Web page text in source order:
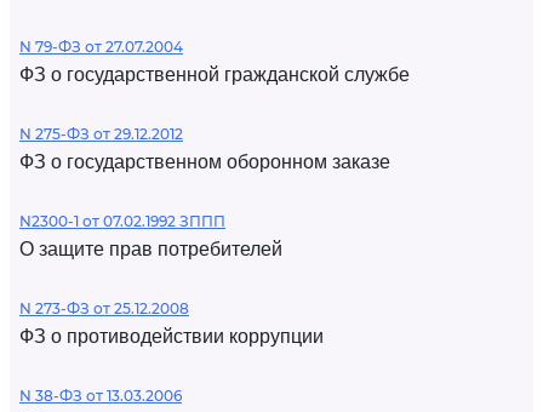
N 79-ФЗ от 27.07.2004
ФЗ о государственной гражданской службе
N 275-ФЗ от 29.12.2012
ФЗ о государственном оборонном заказе
N2300-1 от 07.02.1992 ЗППП
О защите прав потребителей
N 273-ФЗ от 25.12.2008
ФЗ о противодействии коррупции
N 38-ФЗ от 13.03.2006